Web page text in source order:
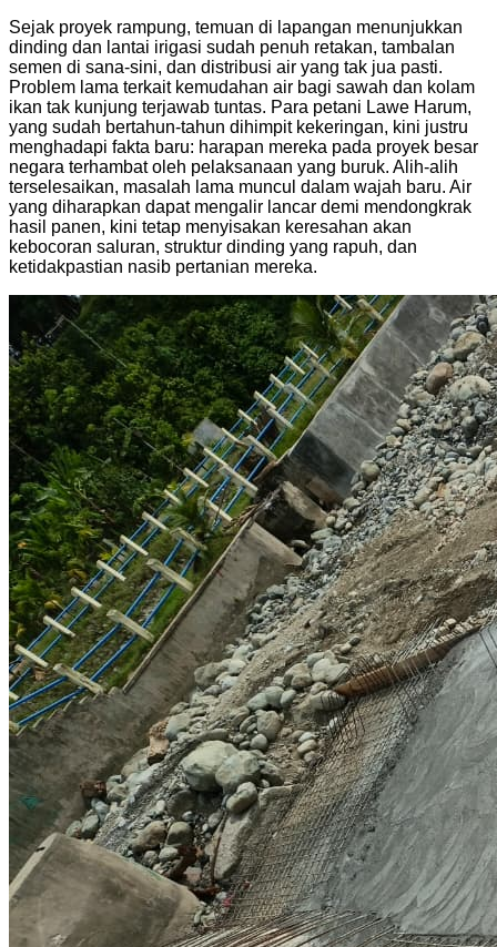
Sejak proyek rampung, temuan di lapangan menunjukkan
dinding dan lantai irigasi sudah penuh retakan, tambalan
semen di sana-sini, dan distribusi air yang tak jua pasti.
Problem lama terkait kemudahan air bagi sawah dan kolam
ikan tak kunjung terjawab tuntas. Para petani Lawe Harum,
yang sudah bertahun-tahun dihimpit kekeringan, kini justru
menghadapi fakta baru: harapan mereka pada proyek besar
negara terhambat oleh pelaksanaan yang buruk. Alih-alih
terselesaikan, masalah lama muncul dalam wajah baru. Air
yang diharapkan dapat mengalir lancar demi mendongkrak
hasil panen, kini tetap menyisakan keresahan akan
kebocoran saluran, struktur dinding yang rapuh, dan
ketidakpastian nasib pertanian mereka.